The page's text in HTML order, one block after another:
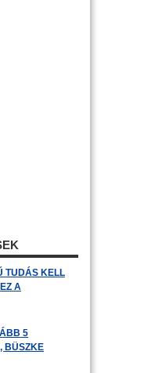
TUDÁS KELL
A
5
BÜSZKE